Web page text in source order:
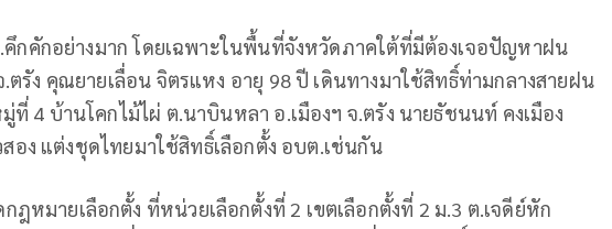
คึกคักอย่างมาก โดยเฉพาะในพื้นที่จังหวัดภาคใต้ที่มีต้องเจอปัญหาฝน
รัง คุณยายเลื่อน จิตรแหง อายุ 98 ปี เดินทางมาใช้สิทธิ์ท่ามกลางสายฝน
4 บ้านโคกไม้ไผ่ ต.นาบินหลา อ.เมืองฯ จ.ตรัง นายธัชนนท์ คงเมือง
อง แต่งชุดไทยมาใช้สิทธิ์เลือกตั้ง อบต.เช่นกัน
ฎหมายเลือกตั้ง ที่หน่วยเลือกตั้งที่ 2 เขตเลือกตั้งที่ 2 ม.3 ต.เจดีย์หัก